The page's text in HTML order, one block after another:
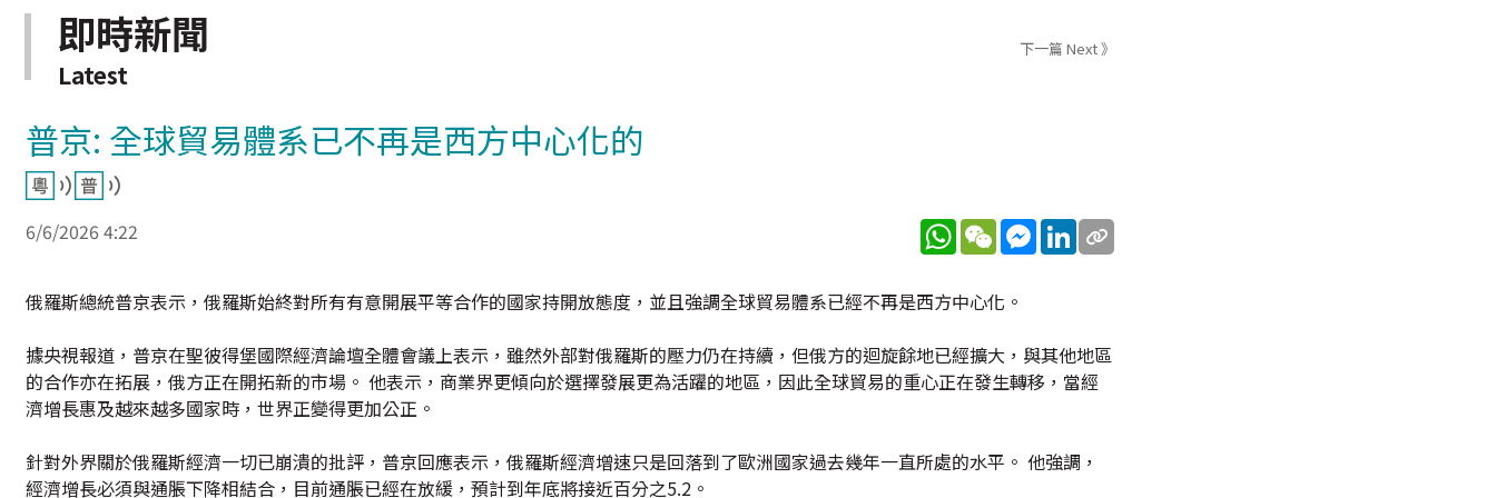
即時新聞
Latest
下一篇 Next 》
普京: 全球貿易體系已不再是西方中心化的
6/6/2026 4:22 WhatsApp
WeChatMessenger
LinkedIn
俄羅斯總統普京表示，俄羅斯始終對所有有意開展平等合作的國家持開放態度，並且強調全球貿易體系已經不再是西方中心化。
據央視報道，普京在聖彼得堡國際經濟論壇全體會議上表示，雖然外部對俄羅斯的壓力仍在持續，但俄方的迴旋餘地已經擴大，與其他地區
的合作亦在拓展，俄方正在開拓新的市場。 他表示，商業界更傾向於選擇發展更為活躍的地區，因此全球貿易的重心正在發生轉移，當經
濟增長惠及越來越多國家時，世界正變得更加公正。
針對外界關於俄羅斯經濟一切已崩潰的批評，普京回應表示，俄羅斯經濟增速只是回落到了歐洲國家過去幾年一直所處的水平。 他強調，
經濟增長必須與通脹下降相結合，目前通脹已經在放緩，預計到年底將接近百分之5.2。